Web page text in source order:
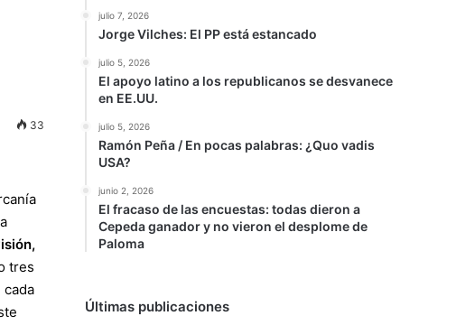
33
tres
julio 7, 2026
Jorge Vilches: El PP está estancado
julio 5, 2026
El apoyo latino a los republicanos se desvanece
en EE.UU.
julio 5, 2026
Ramón Peña / En pocas palabras: ¿Quo vadis
USA?
junio 2, 2026
El fracaso de las encuestas: todas dieron a
Cepeda ganador y no vieron el desplome de
Paloma
Últimas publicaciones